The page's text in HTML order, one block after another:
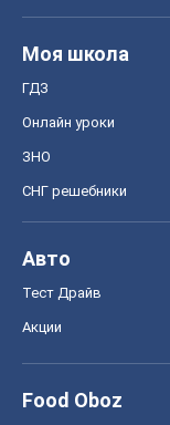
Моя школа
ГДЗ
Онлайн уроки
ЗНО
СНГ решебники
Авто
Тест Драйв
Акции
Food Oboz